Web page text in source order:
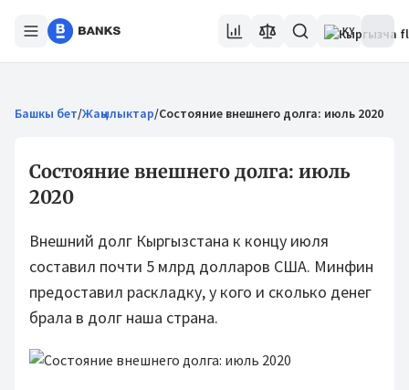
KY
Башкы бет/Жаңылыктар/Состояние внешнего долга: июль 2020
Состояние внешнего долга: июль
2020
Внешний долг Кыргызстана к концу июля
составил почти 5 млрд долларов США. Минфин
предоставил раскладку, у кого и сколько денег
брала в долг наша страна.